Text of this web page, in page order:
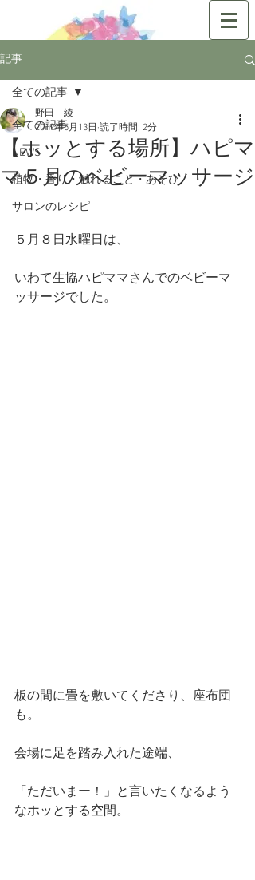
記事
全ての記事
NEWS
植物・香り・触れること・あそび
サロンのレシピ
全ての記事
【ホッとする場所】ハピマ
マ５月のベビーマッサージ
野田 綾
2019年5月13日 読了時間: 2分
５月８日水曜日は、
いわて生協ハピママさんでのベビーマ
ッサージでした。
板の間に畳を敷いてくださり、座布団
も。
会場に足を踏み入れた途端、
「ただいまー！」と言いたくなるよう
なホッとする空間。